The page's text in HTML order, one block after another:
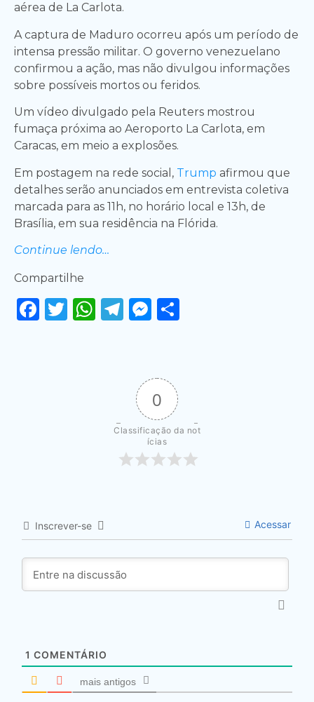
aérea de La Carlota.
A captura de Maduro ocorreu após um período de
intensa pressão militar. O governo venezuelano
confirmou a ação, mas não divulgou informações
sobre possíveis mortos ou feridos.
Um vídeo divulgado pela Reuters mostrou
fumaça próxima ao Aeroporto La Carlota, em
Caracas, em meio a explosões.
Em postagem na rede social, Trump afirmou que
detalhes serão anunciados em entrevista coletiva
marcada para as 11h, no horário local e 13h, de
Brasília, em sua residência na Flórida.
Continue lendo…
Compartilhe
Facebook
Twitter
WhatsApp
Telegram
Messenger
0
Classificação da not
ícias
Inscrever-se Acessar
1 COMENTÁRIO
mais antigos